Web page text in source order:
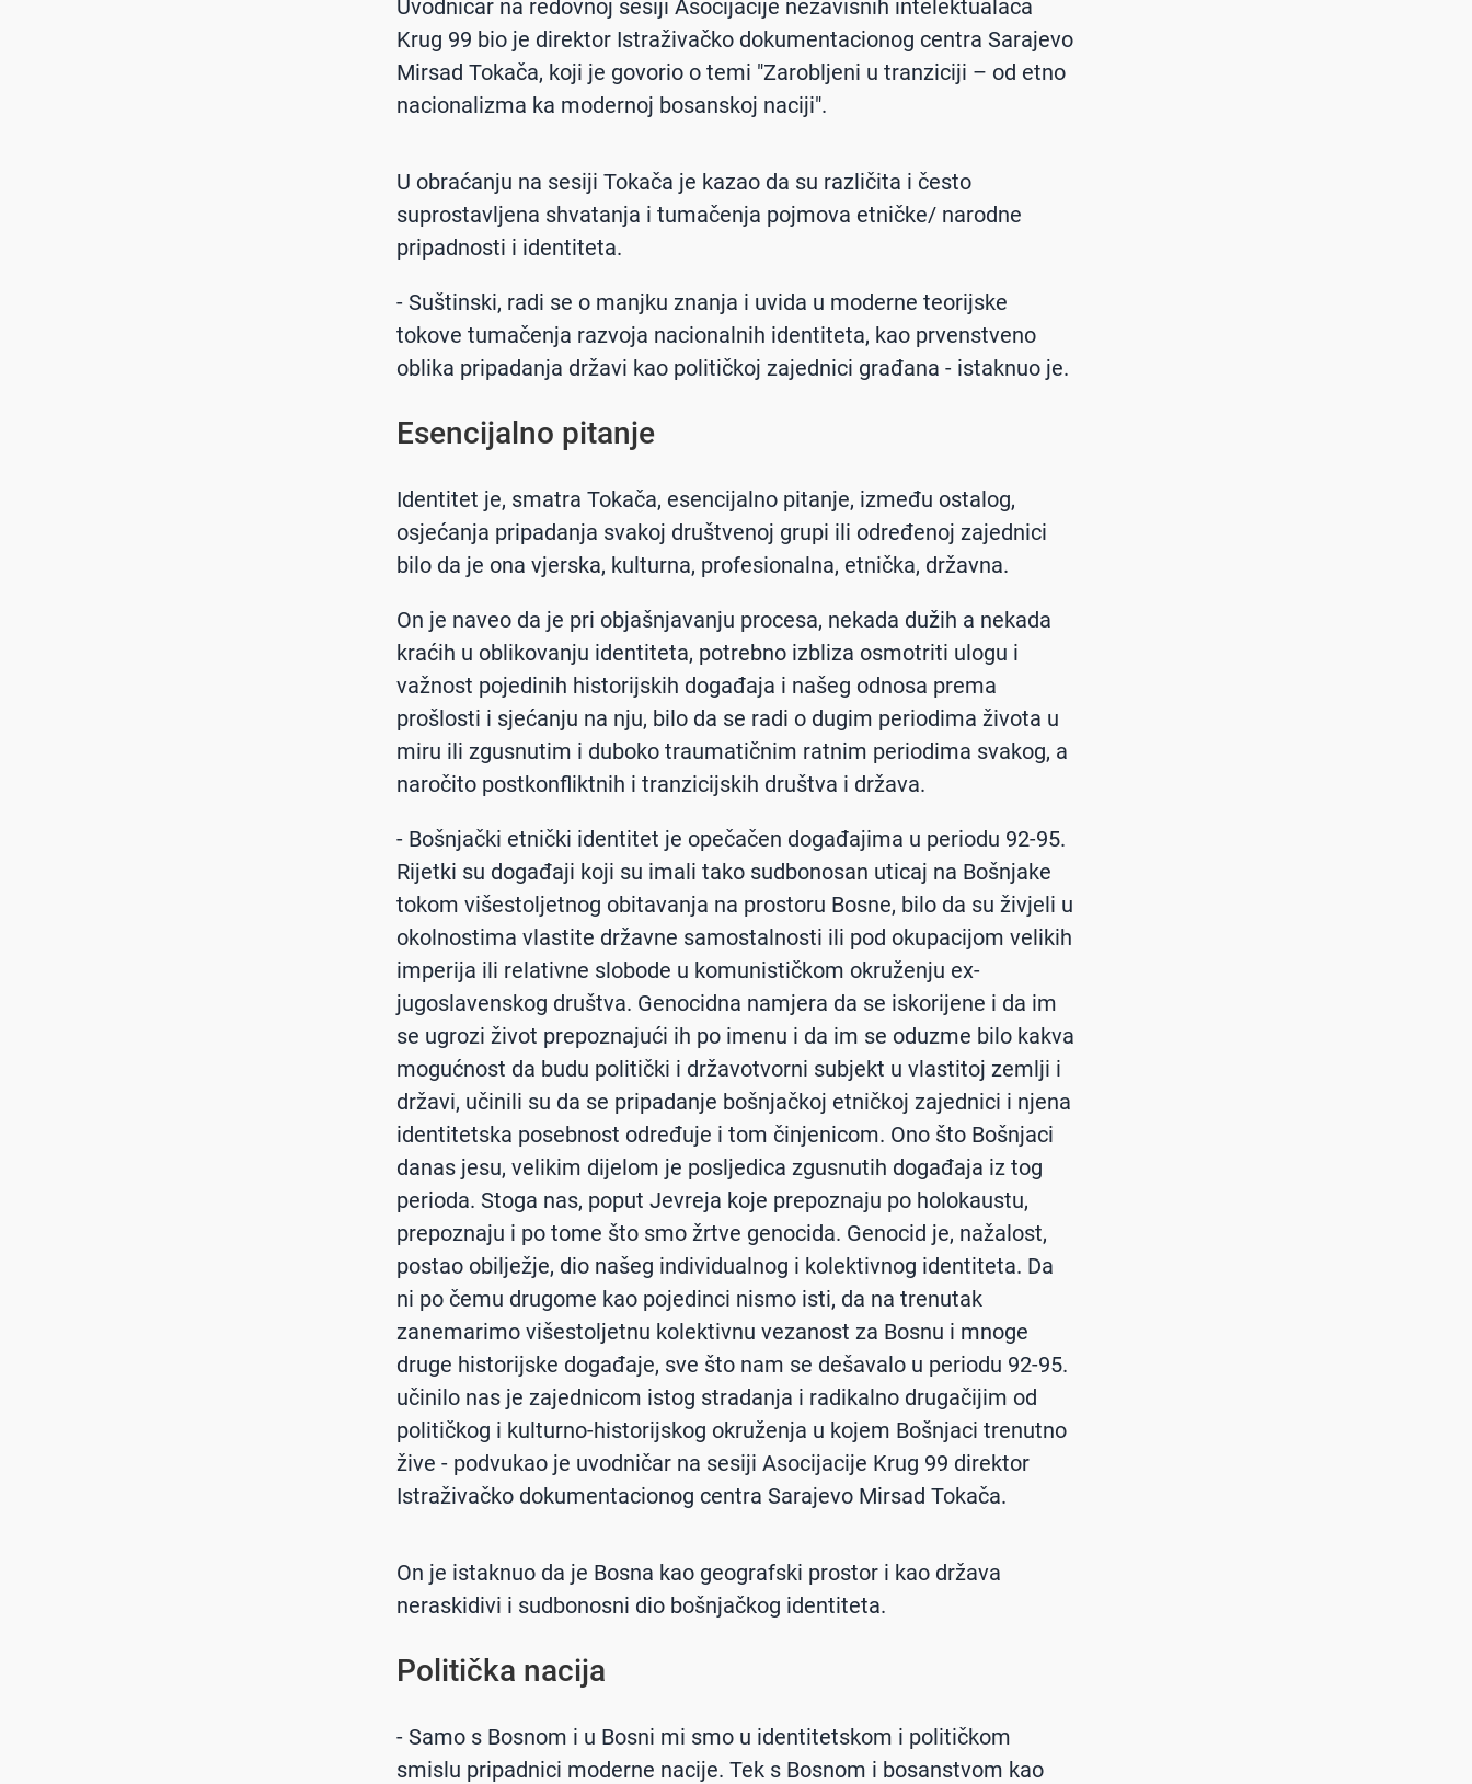
Uvodničar na redovnoj sesiji Asocijacije nezavisnih intelektualaca
Krug 99 bio je direktor Istraživačko dokumentacionog centra Sarajevo
Mirsad Tokača, koji je govorio o temi "Zarobljeni u tranziciji – od etno
nacionalizma ka modernoj bosanskoj naciji".
U obraćanju na sesiji Tokača je kazao da su različita i često
suprostavljena shvatanja i tumačenja pojmova etničke/ narodne
pripadnosti i identiteta.
- Suštinski, radi se o manjku znanja i uvida u moderne teorijske
tokove tumačenja razvoja nacionalnih identiteta, kao prvenstveno
oblika pripadanja državi kao političkoj zajednici građana - istaknuo je.
Esencijalno pitanje
Identitet je, smatra Tokača, esencijalno pitanje, između ostalog,
osjećanja pripadanja svakoj društvenoj grupi ili određenoj zajednici
bilo da je ona vjerska, kulturna, profesionalna, etnička, državna.
On je naveo da je pri objašnjavanju procesa, nekada dužih a nekada
kraćih u oblikovanju identiteta, potrebno izbliza osmotriti ulogu i
važnost pojedinih historijskih događaja i našeg odnosa prema
prošlosti i sjećanju na nju, bilo da se radi o dugim periodima života u
miru ili zgusnutim i duboko traumatičnim ratnim periodima svakog, a
naročito postkonfliktnih i tranzicijskih društva i država.
- Bošnjački etnički identitet je opečačen događajima u periodu 92-95.
Rijetki su događaji koji su imali tako sudbonosan uticaj na Bošnjake
tokom višestoljetnog obitavanja na prostoru Bosne, bilo da su živjeli u
okolnostima vlastite državne samostalnosti ili pod okupacijom velikih
imperija ili relativne slobode u komunističkom okruženju ex-
jugoslavenskog društva. Genocidna namjera da se iskorijene i da im
se ugrozi život prepoznajući ih po imenu i da im se oduzme bilo kakva
mogućnost da budu politički i državotvorni subjekt u vlastitoj zemlji i
državi, učinili su da se pripadanje bošnjačkoj etničkoj zajednici i njena
identitetska posebnost određuje i tom činjenicom. Ono što Bošnjaci
danas jesu, velikim dijelom je posljedica zgusnutih događaja iz tog
perioda. Stoga nas, poput Jevreja koje prepoznaju po holokaustu,
prepoznaju i po tome što smo žrtve genocida. Genocid je, nažalost,
postao obilježje, dio našeg individualnog i kolektivnog identiteta. Da
ni po čemu drugome kao pojedinci nismo isti, da na trenutak
zanemarimo višestoljetnu kolektivnu vezanost za Bosnu i mnoge
druge historijske događaje, sve što nam se dešavalo u periodu 92-95.
učinilo nas je zajednicom istog stradanja i radikalno drugačijim od
političkog i kulturno-historijskog okruženja u kojem Bošnjaci trenutno
žive - podvukao je uvodničar na sesiji Asocijacije Krug 99 direktor
Istraživačko dokumentacionog centra Sarajevo Mirsad Tokača.
On je istaknuo da je Bosna kao geografski prostor i kao država
neraskidivi i sudbonosni dio bošnjačkog identiteta.
Politička nacija
- Samo s Bosnom i u Bosni mi smo u identitetskom i političkom
smislu pripadnici moderne nacije. Tek s Bosnom i bosanstvom kao